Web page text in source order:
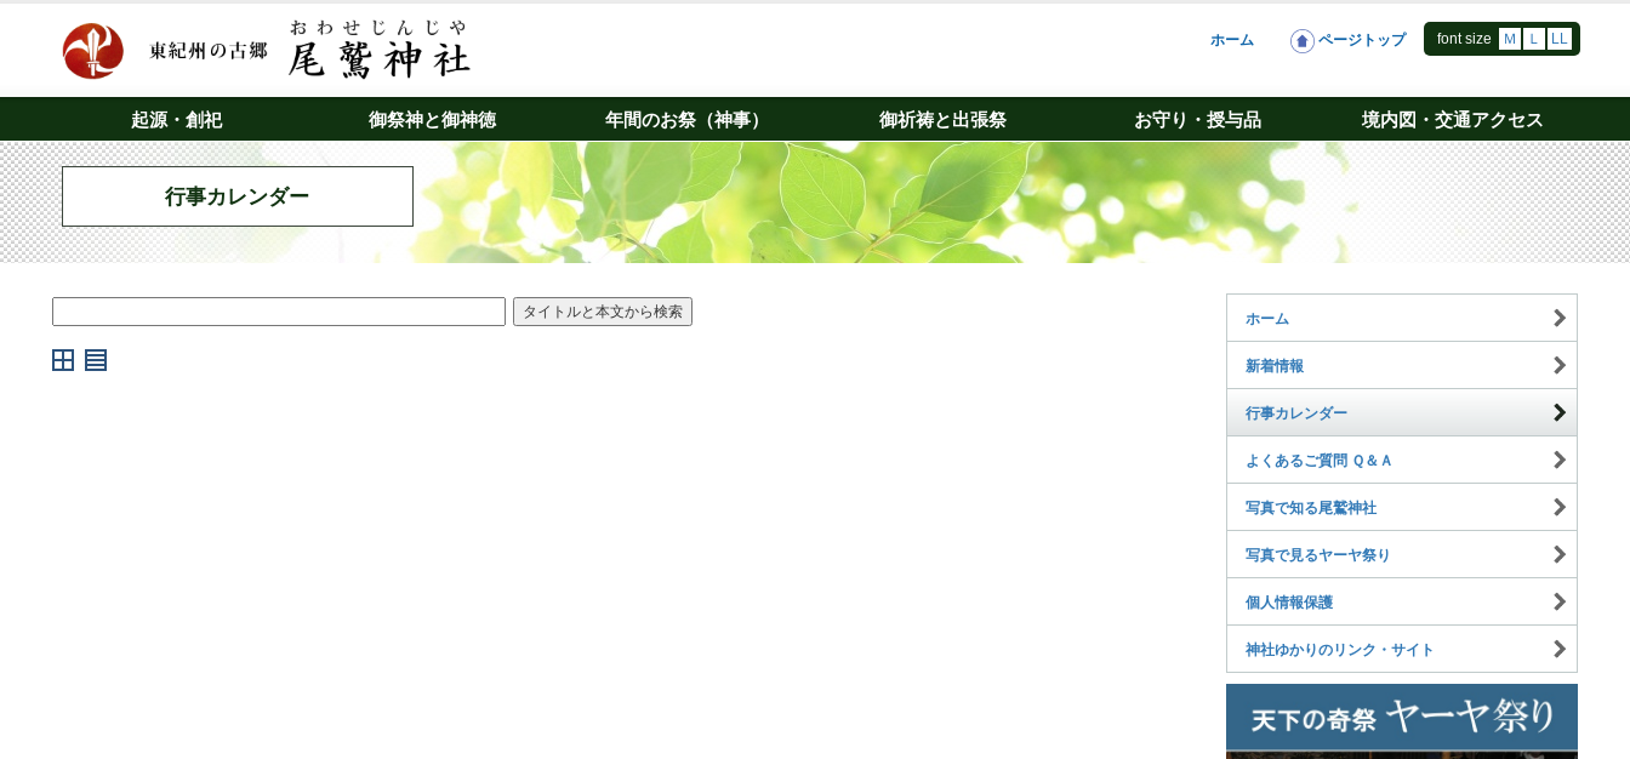
ホーム ページトップ font size Ｍ Ｌ LL
起源・創祀 御祭神と御神徳 年間のお祭（神事） 御祈祷と出張祭 お守り・授与品 境内図・交通アクセス
行事カレンダー
ホーム
新着情報
行事カレンダー
よくあるご質問 Ｑ＆Ａ
写真で知る尾鷲神社
写真で見るヤーヤ祭り
個人情報保護
神社ゆかりのリンク・サイト